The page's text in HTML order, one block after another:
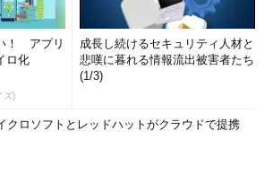
！ アプリ
ロ化
ズ)
成長し続けるセキュリティ人材と
悲嘆に暮れる情報流出被害者たち
(1/3)
クロソフトとレッドハットがクラウドで提携